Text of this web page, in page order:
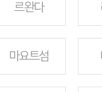
르완다
마요트섬